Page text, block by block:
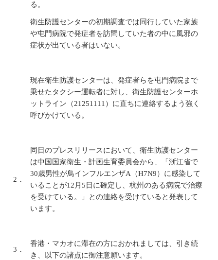
る。
衛生防護センターの初期調査では同行していた家族
や屯門病院で発症者を訪問していた者の中に風邪の
症状が出ている者はいない。
現在衛生防護センターは、発症者らを屯門病院まで
乗せたタクシー運転者に対し、衛生防護センターホ
ットライン（21251111）に直ちに連絡するよう強く
呼びかけている。
2．
同日のプレスリリースにおいて、衛生防護センター
は中国国家衛生・計画生育委員会から、「浙江省で
30歳男性が鳥インフルエンザA（H7N9）に感染して
いることが12月5日に確定し、杭州のある病院で治療
を受けている。」との連絡を受けていると発表して
います。
3．
香港・マカオに滞在の方におかれましては、引き続
き、以下の諸点に御注意願います。